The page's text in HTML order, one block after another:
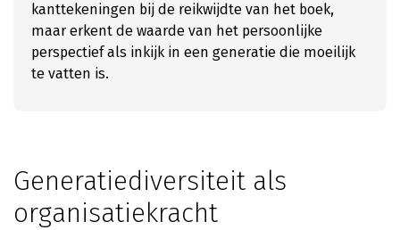
kanttekeningen bij de reikwijdte van het boek,
maar erkent de waarde van het persoonlijke
perspectief als inkijk in een generatie die moeilijk
te vatten is.
Generatiediversiteit als
organisatiekracht